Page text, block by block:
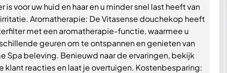
is voor uw huid en haar en u minder snel last heeft van
Aromatherapie: De Vitasense douchekop heeft
met een aromatherapie-functie, waarmee u
geuren om te ontspannen en genieten van
Spa beleving. Benieuwd naar de ervaringen, bekijk
klant reacties en laat je overtuigen. Kostenbesparing: